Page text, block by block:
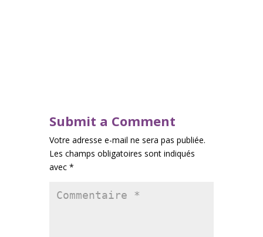
Submit a Comment
Votre adresse e-mail ne sera pas publiée.
Les champs obligatoires sont indiqués
avec *